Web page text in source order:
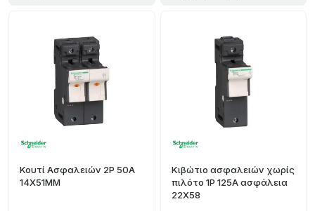
Κουτί Ασφαλειών 2P 50A
14X51MM
Κιβώτιο ασφαλειών χωρίς
πιλότο 1P 125A ασφάλεια
22X58